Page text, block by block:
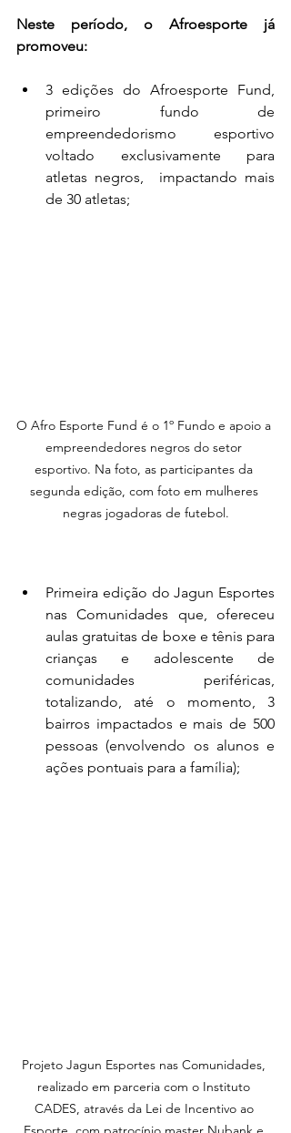
Neste período, o Afroesporte já
promoveu:
3 edições do Afroesporte Fund,
primeiro fundo de
empreendedorismo esportivo
voltado exclusivamente para
atletas negros,  impactando mais
de 30 atletas;
O Afro Esporte Fund é o 1º Fundo e apoio a
empreendedores negros do setor
esportivo. Na foto, as participantes da
segunda edição, com foto em mulheres
negras jogadoras de futebol.
Primeira edição do Jagun Esportes
nas Comunidades que, ofereceu
aulas gratuitas de boxe e tênis para
crianças e adolescente de
comunidades periféricas,
totalizando, até o momento, 3
bairros impactados e mais de 500
pessoas (envolvendo os alunos e
ações pontuais para a família);
Projeto Jagun Esportes nas Comunidades,
realizado em parceria com o Instituto
CADES, através da Lei de Incentivo ao